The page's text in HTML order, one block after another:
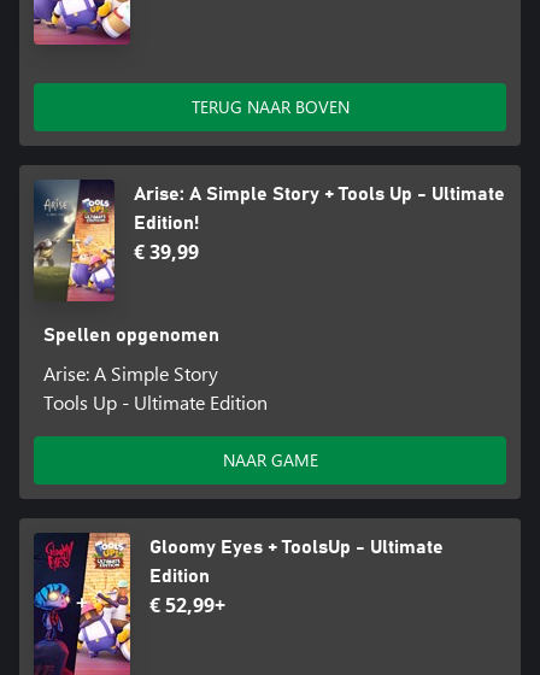
TERUG NAAR BOVEN
Arise: A Simple Story + Tools Up - Ultimate
Edition!
€ 39,99
Spellen opgenomen
Arise: A Simple Story
Tools Up - Ultimate Edition
NAAR GAME
Gloomy Eyes + ToolsUp - Ultimate
Edition
€ 52,99+